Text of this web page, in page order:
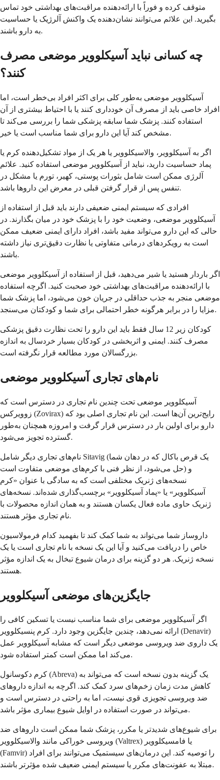
متوقف کرده و فوراً با ارائه‌دهنده مراقبت‌های بهداشتی خود تماس
بگیرید. این علائم می‌توانند نشان‌دهنده یک واکنش آلرژیک یا حساسیت
به دارو باشند.
چه کسانی نباید آسیکلوویر موضعی مصرف
کنند؟
آسیکلوویر موضعی به‌طور کلی برای اکثر افراد بی‌خطر است، اما
افراد خاصی باید از مصرف آن خودداری کنند یا با احتیاط بیشتری از آن
استفاده کنند. پزشک شما سابقه پزشکی شما را بررسی می‌کند تا
مشخص کند آیا این دارو برای شما مناسب است یا خیر.
اگر به آسیکلوویر، والاسیکلوویر یا هر یک از مواد تشکیل‌دهنده کرم یا
پماد حساسیت دارید، نباید از آسیکلوویر موضعی استفاده کنید. علائم
آلرژی ممکن است شامل بثورات پوستی، کهیر، تورم یا مشکل در
تنفس پس از قرار گرفتن قبلی در معرض این داروها باشد.
افرادی که سیستم ایمنی ضعیفی دارند باید قبل از استفاده از
آسیکلوویر موضعی، وضعیت خود را با پزشک خود در میان بگذارند. در
حالی که این دارو می‌تواند مفید باشد، افراد دارای ایمنی ضعیف ممکن
است به رویکردهای درمانی متفاوتی یا نظارت دقیق‌تری نیاز داشته
باشند.
اگر باردار هستید یا شیر می‌دهید، قبل از استفاده از آسیکلوویر موضعی
با ارائه‌دهنده مراقبت‌های بهداشتی خود صحبت کنید. اگرچه استفاده
موضعی منجر به جذب حداقلی در جریان خون می‌شود، اما پزشک شما
مزایا را در برابر هرگونه خطر احتمالی برای شما و کودکتان می‌سنجد.
کودکان زیر 12 سال فقط باید این دارو را تحت نظارت دقیق پزشکی
مصرف کنند. ایمنی و اثربخشی در کودکان بسیار خردسال به اندازه
بزرگسالان مورد مطالعه قرار نگرفته است.
نام‌های تجاری آسیکلوویر موضعی
آسیکلوویر موضعی تحت چندین نام تجاری در دسترس است که
زوویرکس (Zovirax) رایج‌ترین آن‌ها است. این نام تجاری اصلی بود که
دارو برای اولین بار در دسترس قرار گرفت و امروزه همچنان به‌طور
گسترده تجویز می‌شود.
نام‌های تجاری دیگر شامل Sitavig (یک قرص باکال که در دهان شما
حل می‌شود، از نظر فنی با کرم‌های موضعی متفاوت است) و
نسخه‌های ژنریک مختلفی است که به سادگی با عنوان «کرم
آسیکلوویر» یا «پماد آسیکلوویر» برچسب‌گذاری شده‌اند. نسخه‌های
ژنریک حاوی ماده فعال یکسان هستند و به همان اندازه محصولات با
نام تجاری مؤثر هستند.
داروساز شما می‌تواند به شما کمک کند تا بفهمید کدام فرمولاسیون
خاص را دریافت می‌کنید و آیا این یک نسخه با نام تجاری است یا یک
نسخه ژنریک. هر دو گزینه برای درمان شیوع تبخال به یک اندازه مؤثر
هستند.
جایگزین‌های موضعی آسیکلوویر
اگر آسیکلوویر موضعی برای شما مناسب نیست یا تسکین کافی را
ارائه نمی‌دهد، چندین جایگزین وجود دارد. کرم پنسیکلوویر (Denavir)
یک داروی ضد ویروسی موضعی دیگر است که مشابه آسیکلوویر عمل
می‌کند اما ممکن است کمتر استفاده شود.
کرم دکوسانول (Abreva) یک گزینه بدون نسخه است که می‌تواند به
کاهش مدت زمان زخم‌های سرد کمک کند. اگرچه به اندازه داروهای
ضد ویروسی تجویزی قوی نیست، اما به راحتی در دسترس است و
می‌تواند در صورت استفاده در اوایل شیوع بیماری مؤثر باشد.
برای شیوع‌های شدیدتر یا مکرر، پزشک شما ممکن است داروهای ضد
ویروسی خوراکی مانند والاسیکلوویر (Valtrex) یا فامسیکلوویر
(Famvir) را توصیه کند. این درمان‌های سیستمیک می‌توانند برای افراد
مبتلا به عفونت‌های مکرر یا سیستم ایمنی ضعیف شده مؤثرتر باشند.